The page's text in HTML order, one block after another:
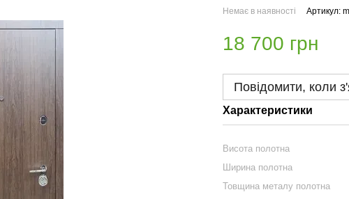
Немає в наявності Артикул:
18 700 грн
Повідомити, коли
Характеристики
Висота полотна
Ширина полотна
Товщина металу полотна